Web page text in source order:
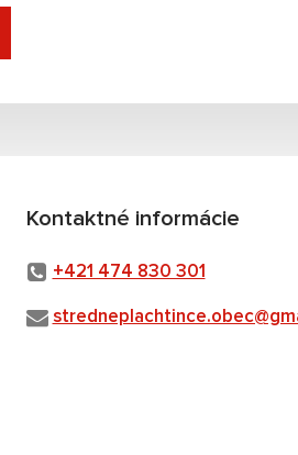
Kontaktné informácie
+421 474 830 301